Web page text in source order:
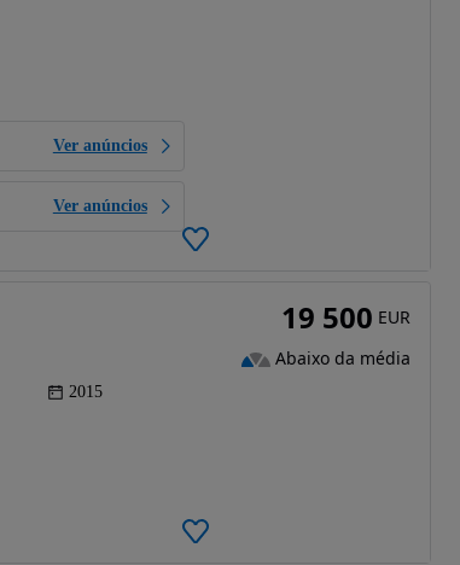
Ver anúncios
Ver anúncios
2015
19 500 EUR
Abaixo da média